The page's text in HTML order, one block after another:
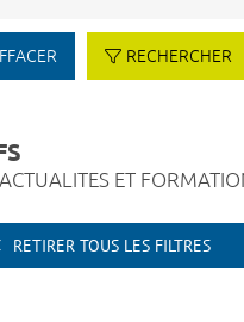
RECHERCHER
ET
RETIRER TOUS LES FILTRES